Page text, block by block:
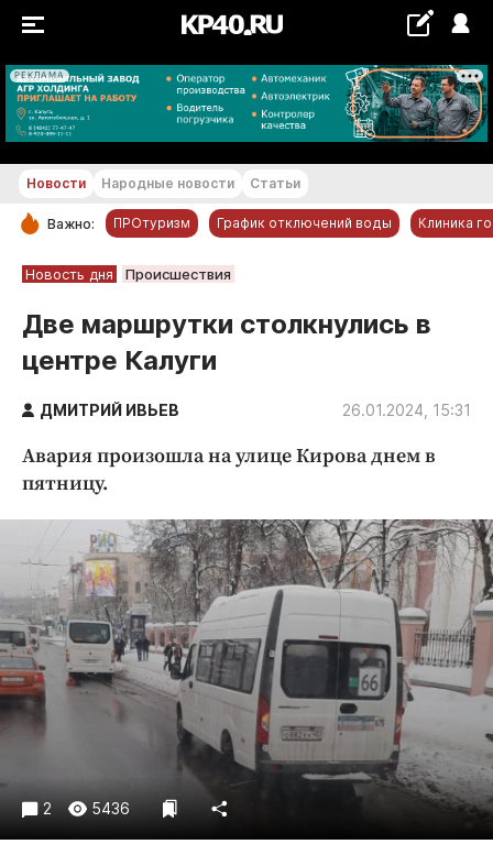
РЕКЛАМА
+21...+22 °С
РУБРИКИ
Новости компаний
Статьи
Народные новости
Благоустройство
Культура
Недвижимость и ЖКХ
Образование
Общество
Погода
Праздники
Происшествия
Экономика и бизнес
Новости Народные новости Статьи
Важно: ПРОтуризм График отключений воды Клиника
Новость дня Происшествия
Две маршрутки столкнулись в
центре Калуги
ДМИТРИЙ ИВЬЕВ 26.01.2024, 15:31
Авария произошла на улице Кирова днем в
пятницу.
2 5436